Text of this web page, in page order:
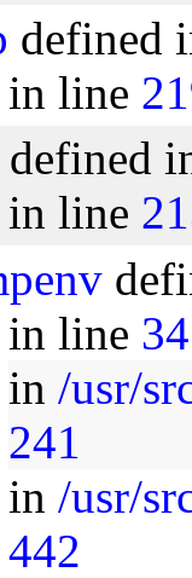
defined
in line
defined
in line
in line
in /usr/
241
in /usr/
442